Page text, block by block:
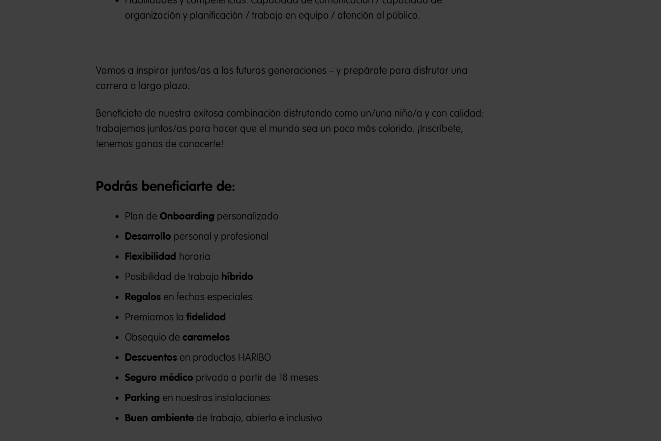
organización y planificación / trabajo en equipo / atención al público.
Vamos a inspirar juntos/as a las futuras generaciones – y prepárate para disfrutar una
carrera a largo plazo.
Benefíciate de nuestra exitosa combinación disfrutando como un/una niño/a y con calidad:
trabajemos juntos/as para hacer que el mundo sea un poco más colorido. ¡Inscríbete,
tenemos ganas de conocerte!
Podrás beneficiarte de:
Plan de Onboarding personalizado
Desarrollo personal y profesional
Flexibilidad horaria
Posibilidad de trabajo híbrido
Regalosen fechas especiales
Premiamos lafidelidad
Obsequio de caramelos
Descuentosen productos HARIBO
Seguro médico privado a partir de 18 meses
Parking en nuestras instalaciones
Buen ambientede trabajo, abierto e inclusivo